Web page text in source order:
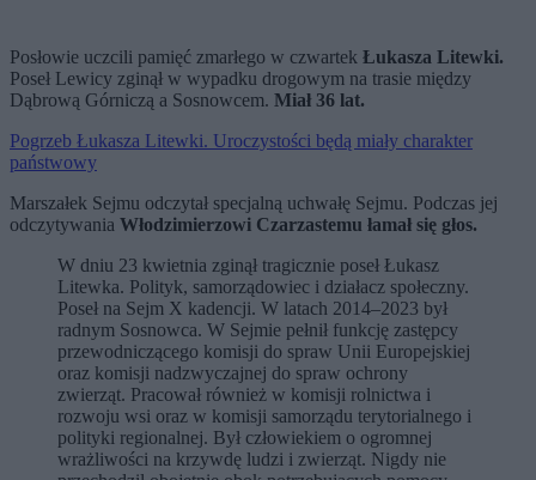
Posłowie uczcili pamięć zmarłego w czwartek Łukasza Litewki.
Poseł Lewicy zginął w wypadku drogowym na trasie między
Dąbrową Górniczą a Sosnowcem. Miał 36 lat.
Pogrzeb Łukasza Litewki. Uroczystości będą miały charakter
państwowy
Marszałek Sejmu odczytał specjalną uchwałę Sejmu. Podczas jej
odczytywania Włodzimierzowi Czarzastemu łamał się głos.
W dniu 23 kwietnia zginął tragicznie poseł Łukasz
Litewka. Polityk, samorządowiec i działacz społeczny.
Poseł na Sejm X kadencji. W latach 2014–2023 był
radnym Sosnowca. W Sejmie pełnił funkcję zastępcy
przewodniczącego komisji do spraw Unii Europejskiej
oraz komisji nadzwyczajnej do spraw ochrony
zwierząt. Pracował również w komisji rolnictwa i
rozwoju wsi oraz w komisji samorządu terytorialnego i
polityki regionalnej. Był człowiekiem o ogromnej
wrażliwości na krzywdę ludzi i zwierząt. Nigdy nie